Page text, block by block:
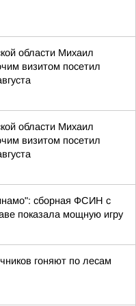
области Михаил
визитом посетил
области Михаил
визитом посетил
сборная ФСИН с
показала мощную игру
гоняют по лесам